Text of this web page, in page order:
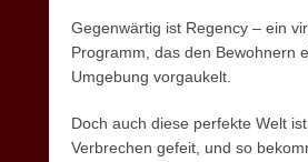
Gegenwärtig ist Regency – ein
Programm, das den Bewohnern
Umgebung vorgaukelt.
Doch auch diese perfekte Welt
Verbrechen gefeit, und so